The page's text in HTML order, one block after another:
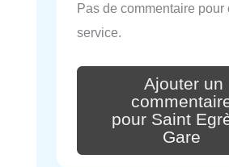
Pas de commentaire pour
service.
Ajouter un
pour Saint
Gare